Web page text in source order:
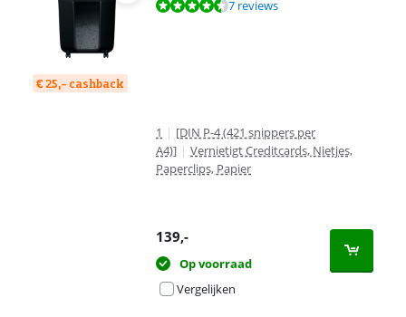
€ 25,- cashback
Beoordeling is 8,5 van de 10, gebaseerd op 7 reviews.
7 reviews
1 | [DIN P-4 (421 snippers per
A4)] | Vernietigt Creditcards, Nietjes,
Paperclips, Papier
139,-
Op voorraad
Vergelijken